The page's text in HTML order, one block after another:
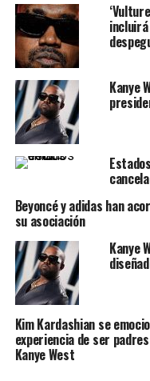
Kanye
Beyoncé y adidas han
su asociación
Kanye
Kim Kardashian se
experiencia de ser
Kanye West